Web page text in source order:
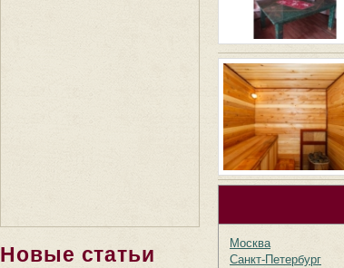
Новые статьи
Москва
Санкт-Петербург